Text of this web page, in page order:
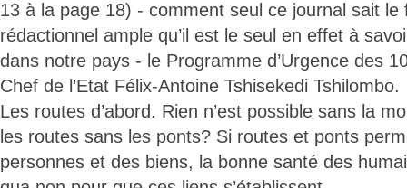
13 à la page 18) - comment seul ce journal sait le
rédactionnel ample qu’il est le seul en effet à
dans notre pays - le Programme d’Urgence des
Chef de l’Etat Félix-Antoine Tshisekedi Tshilombo.
Les routes d’abord. Rien n’est possible sans la
les routes sans les ponts? Si routes et ponts
personnes et des biens, la bonne santé des